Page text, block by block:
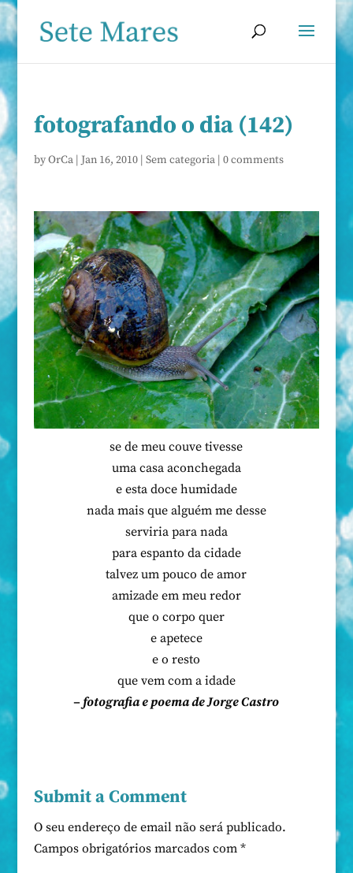
fotografando o dia (142)
byOrCa| Jan 16, 2010| Sem categoria| 0 comments
se de meu couve tivesse
uma casa aconchegada
e esta doce humidade
nada mais que alguém me desse
serviria para nada
para espanto da cidade
talvez um pouco de amor
amizade em meu redor
que o corpo quer
e apetece
e o resto
que vem com a idade
– fotografia e poema de Jorge Castro
Submit a Comment
O seu endereço de email não será publicado.
Campos obrigatórios marcados com *